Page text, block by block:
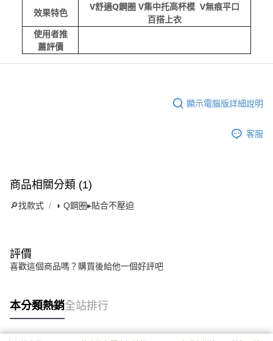
效果特色
V舒適Q鋼圈 V集中托高杯模 V無痕平口
百搭上衣
使用者推
薦評價
顯示電腦版詳細說明
客服
商品相關分類 (1)
🔎找款式 ◗ Q鋼圈▸貼合不壓迫
評價
喜歡這個商品嗎？購買後給他一個好評吧
本分類熱銷全站排行